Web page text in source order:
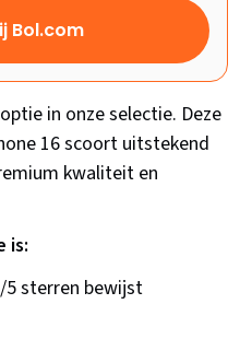
Bol.com
in onze selectie. Deze
16 scoort uitstekend
kwaliteit en
is:
5 sterren bewijst